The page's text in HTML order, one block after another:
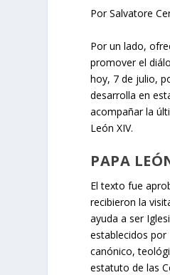
Por Salvatore
Por un lado,
promover el
hoy, 7 de julio,
desarrolla en
acompañar la
León XIV.
PAPA
El texto fue
recibieron la
ayuda a ser
establecidos
canónico,
estatuto de las